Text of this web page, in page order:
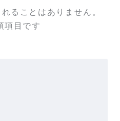
ることはありません。
項目です